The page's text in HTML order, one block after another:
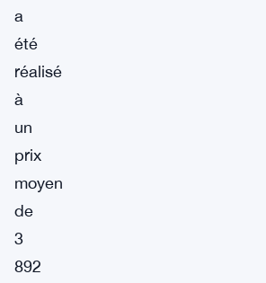
a
été
réalisé
à
un
prix
moyen
de
3
892